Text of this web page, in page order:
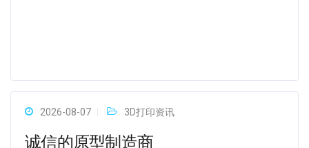
2026-08-07 3D打印资讯
诚信的原型制造商